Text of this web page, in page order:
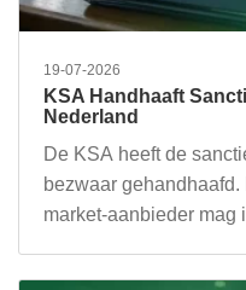
19-07-2026
KSA Handhaaft
Nederland
De KSA heeft de
bezwaar
market-aanbieder